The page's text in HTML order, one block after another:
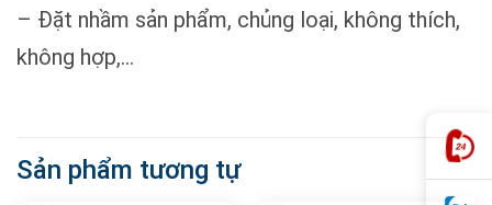
– Đặt nhầm sản phẩm, chủng loại, không thích,
không hợp,…
Sản phẩm tương tự